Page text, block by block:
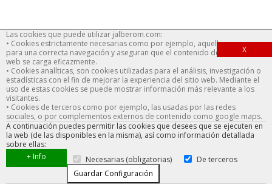
X
Las cookies que puede utilizar jalberom.com:
• Cookies estrictamente necesarias como por ejemplo, aquellas que sirven
para una correcta navegación y aseguran que el contenido de la página
web se carga eficazmente.
• Cookies analíticas, son cookies utilizadas para el análisis, investigación o
estadísticas con el fin de mejorar la experiencia del sitio web. Mediante el
uso de estas cookies se puede mostrar información más relevante a los
visitantes.
• Cookies de terceros como por ejemplo, las usadas por las redes
sociales, o por complementos externos de contenido como google maps.
A continuación puedes permitir las cookies que desees que se ejecuten en
la web (de las disponibles en la misma), así como información detallada
sobre ellas:
+ Info
Necesarias (obligatorias)
De terceros
Guardar Configuración